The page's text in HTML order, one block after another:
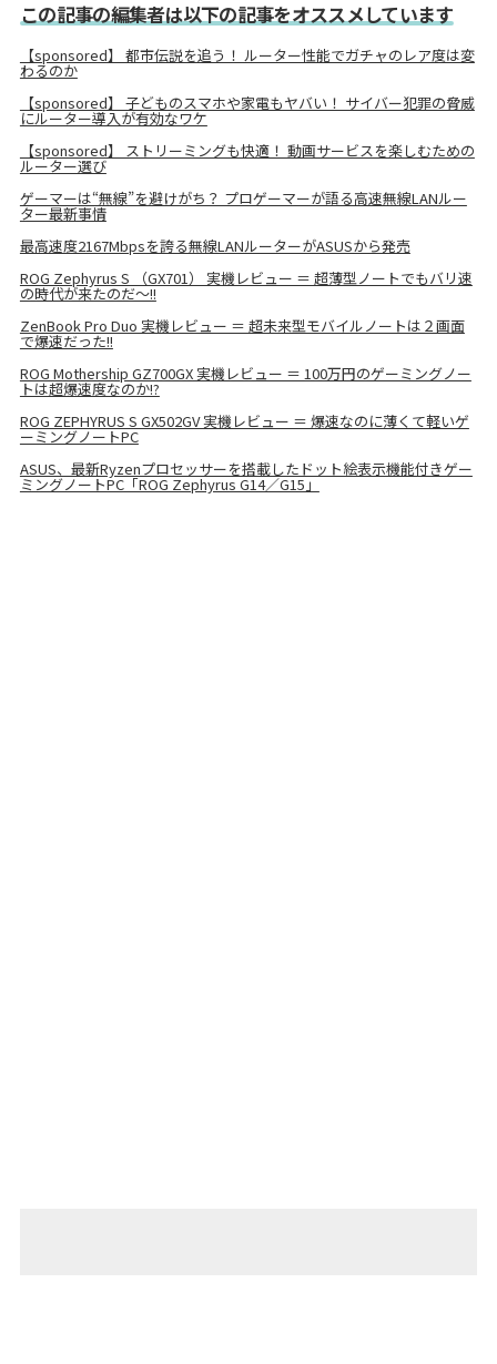
この記事の編集者は以下の記事をオススメしています
【sponsored】 都市伝説を追う！ ルーター性能でガチャのレア度は変
わるのか
【sponsored】 子どものスマホや家電もヤバい！ サイバー犯罪の脅威
にルーター導入が有効なワケ
【sponsored】 ストリーミングも快適！ 動画サービスを楽しむための
ルーター選び
ゲーマーは“無線”を避けがち？ プロゲーマーが語る高速無線LANルー
ター最新事情
最高速度2167Mbpsを誇る無線LANルーターがASUSから発売
ROG Zephyrus S （GX701） 実機レビュー ＝ 超薄型ノートでもバリ速
の時代が来たのだ～!!
ZenBook Pro Duo 実機レビュー ＝ 超未来型モバイルノートは２画面
で爆速だった!!
ROG Mothership GZ700GX 実機レビュー ＝ 100万円のゲーミングノー
トは超爆速度なのか!?
ROG ZEPHYRUS S GX502GV 実機レビュー ＝ 爆速なのに薄くて軽いゲ
ーミングノートPC
ASUS、最新Ryzenプロセッサーを搭載したドット絵表示機能付きゲー
ミングノートPC「ROG Zephyrus G14／G15」